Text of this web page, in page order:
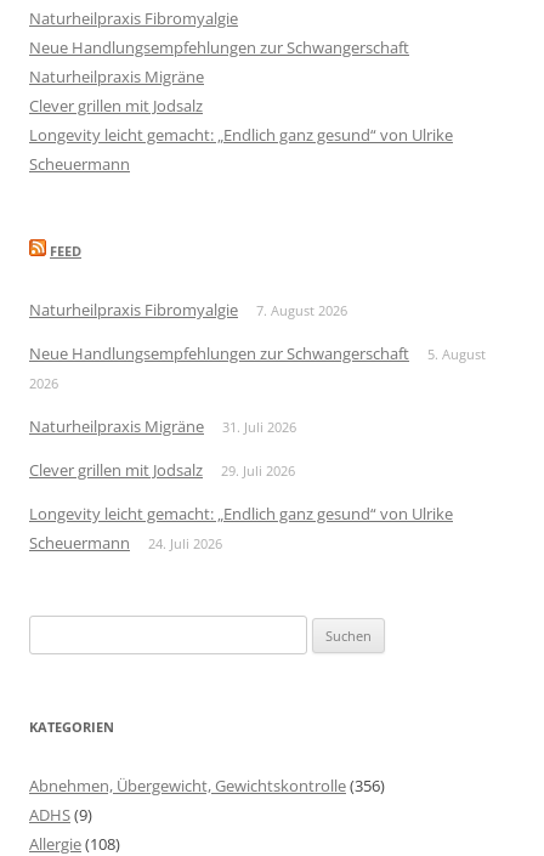
Naturheilpraxis Fibromyalgie
Neue Handlungsempfehlungen zur Schwangerschaft
Naturheilpraxis Migräne
Clever grillen mit Jodsalz
Longevity leicht gemacht: „Endlich ganz gesund“ von Ulrike
Scheuermann
FEED
Naturheilpraxis Fibromyalgie 7. August 2026
Neue Handlungsempfehlungen zur Schwangerschaft
5. August
2026
Naturheilpraxis Migräne 31. Juli 2026
Clever grillen mit Jodsalz 29. Juli 2026
Longevity leicht gemacht: „Endlich ganz gesund“ von Ulrike
Scheuermann
24. Juli 2026
nach:
KATEGORIEN
Abnehmen, Übergewicht, Gewichtskontrolle(356)
ADHS(9)
Allergie(108)